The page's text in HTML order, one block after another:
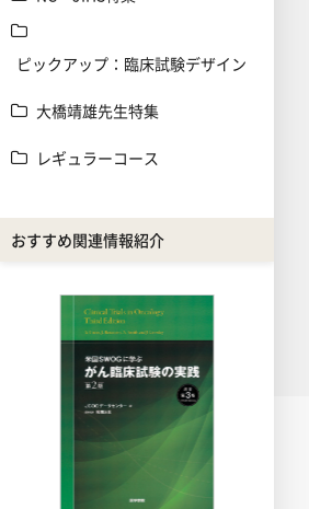
ピックアップ：臨床試験デザイン
大橋靖雄先生特集
レギュラーコース
おすすめ関連情報紹介